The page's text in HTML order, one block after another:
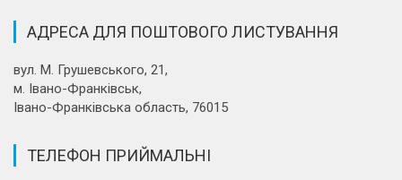
АДРЕСА ДЛЯ ПОШТОВОГО ЛИСТУВАННЯ
вул. М. Грушевського, 21,
м. Івано-Франківськ,
Івано-Франківська область, 76015
ТЕЛЕФОН ПРИЙМАЛЬНІ